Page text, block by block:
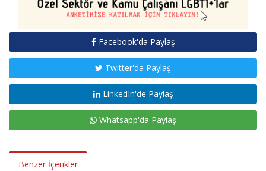
Facebook'da Paylaş
Twitter'da Paylaş
LinkedIn'de Paylaş
Whatsapp'da Paylaş
Benzer İçerikler